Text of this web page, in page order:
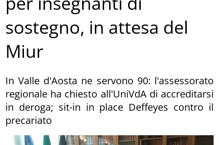
sostegno, in attesa del
Miur
In Valle d'Aosta ne servono 90: l'assessorato
regionale ha chiesto all'UniVdA di accreditarsi
in deroga; sit-in in place Deffeyes contro il
precariato